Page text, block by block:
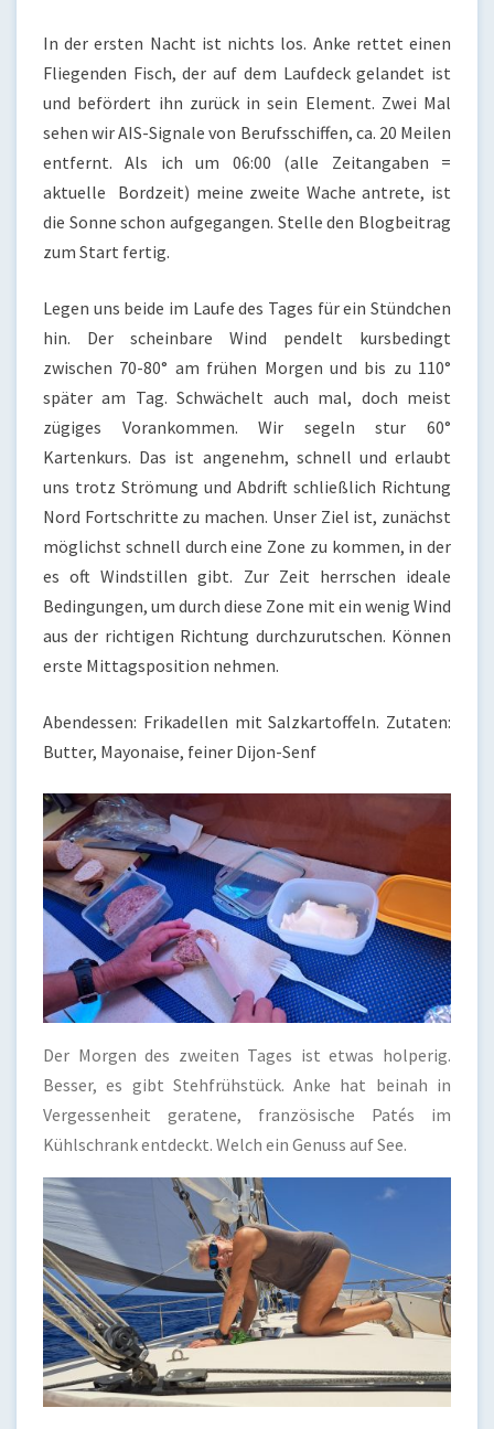
In der ersten Nacht ist nichts los. Anke rettet einen
Fliegenden Fisch, der auf dem Laufdeck gelandet ist
und befördert ihn zurück in sein Element. Zwei Mal
sehen wir AIS-Signale von Berufsschiffen, ca. 20 Meilen
entfernt. Als ich um 06:00 (alle Zeitangaben =
aktuelle Bordzeit) meine zweite Wache antrete, ist
die Sonne schon aufgegangen. Stelle den Blogbeitrag
zum Start fertig.
Legen uns beide im Laufe des Tages für ein Stündchen
hin. Der scheinbare Wind pendelt kursbedingt
zwischen 70-80° am frühen Morgen und bis zu 110°
später am Tag. Schwächelt auch mal, doch meist
zügiges Vorankommen. Wir segeln stur 60°
Kartenkurs. Das ist angenehm, schnell und erlaubt
uns trotz Strömung und Abdrift schließlich Richtung
Nord Fortschritte zu machen. Unser Ziel ist, zunächst
möglichst schnell durch eine Zone zu kommen, in der
es oft Windstillen gibt. Zur Zeit herrschen ideale
Bedingungen, um durch diese Zone mit ein wenig Wind
aus der richtigen Richtung durchzurutschen. Können
erste Mittagsposition nehmen.
Abendessen: Frikadellen mit Salzkartoffeln. Zutaten:
Butter, Mayonaise, feiner Dijon-Senf
Der Morgen des zweiten Tages ist etwas holperig.
Besser, es gibt Stehfrühstück. Anke hat beinah in
Vergessenheit geratene, französische Patés im
Kühlschrank entdeckt. Welch ein Genuss auf See.